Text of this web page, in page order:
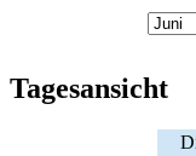
Tagesansicht